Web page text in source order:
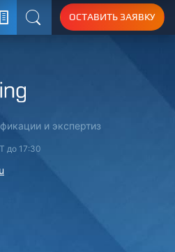
Поиск
ОСТАВИТЬ ЗАЯВКУ
и экспертиз
до 17:30